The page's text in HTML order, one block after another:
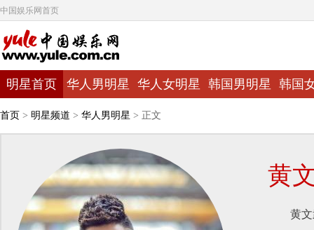
中国娱乐网首页
明星首页 华人男明星 华人女明星 韩国男明星 韩国
首页 > 明星频道 > 华人男明星 > 正文
黄
黄文武